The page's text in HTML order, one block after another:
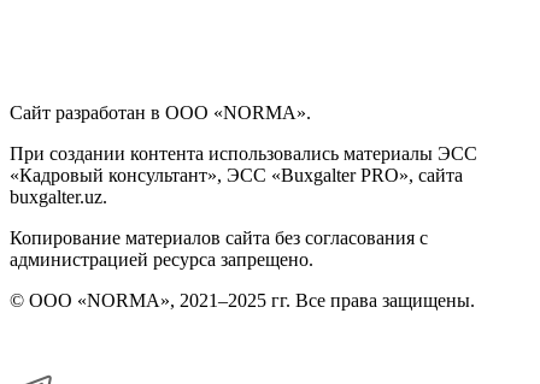
Сайт разработан в ООО «NORMA».
При создании контента использовались материалы ЭСС
«Кадровый консультант», ЭСС «Buxgalter PRO», сайта
buxgalter.uz.
Копирование материалов сайта без согласования с
администрацией ресурса запрещено.
© ООО «NORMA», 2021–2025 гг. Все права защищены.